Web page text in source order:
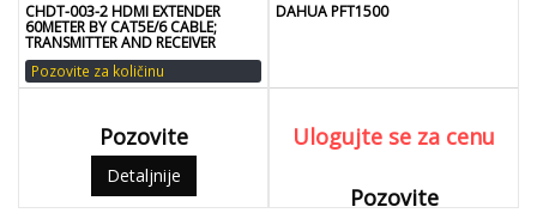
CHDT-003-2 HDMI EXTENDER
60METER BY CAT5E/6 CABLE;
TRANSMITTER AND RECEIVER
Pozovite za količinu
Pozovite
Detaljnije
DAHUA PFT1500
Ulogujte se za cenu
Pozovite